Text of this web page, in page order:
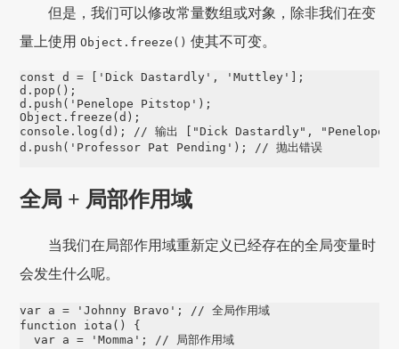
但是，我们可以修改常量数组或对象，除非我们在变
量上使用Object.freeze() 使其不可变。
const d = 'Dick Dastardly ' , 'Muttley '
d . pop
d . push ( ' Penelope Pitstop '
Object . freeze
console . log (d);
// 输出 ["Dick Dastardly", "Penelope
d . push ( ' Professor Pat Pending ' ); // 抛出错误
全局 + 局部作用域
当我们在局部作用域重新定义已经存在的全局变量时
会发生什么呢。
var a = 'Johnny Bravo ' ;
// 全局作用域
function
iota () {
var a = 'Momma ' ;
// 局部作用域